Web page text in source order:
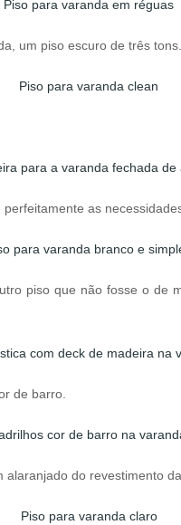
um piso escuro de três tons.
as
piso que não fosse o
de barro.
do revestimento